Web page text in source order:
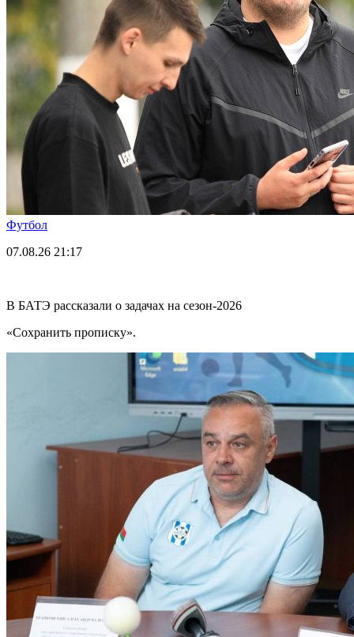
Футбол
07.08.26 21:17
В БАТЭ рассказали о задачах на сезон-2026
«Сохранить прописку».